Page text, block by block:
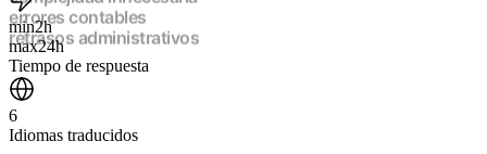
errores contables
retrasos administrativos
plazos interminables
falta de transparencia
múltiples proveedores
complejidad innecesaria
errores contables
min2h
max24h
Tiempo de respuesta
6
Idiomas traducidos